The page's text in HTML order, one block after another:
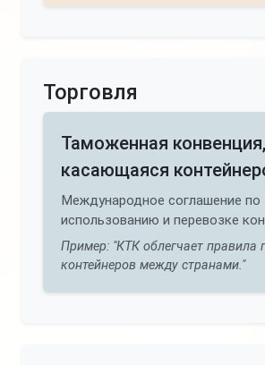
Торговля
Таможенная конвенция,
касающаяся
Международное соглашение по
использованию и перевозке
Пример: "КТК облегчает правила
контейнеров между странами."